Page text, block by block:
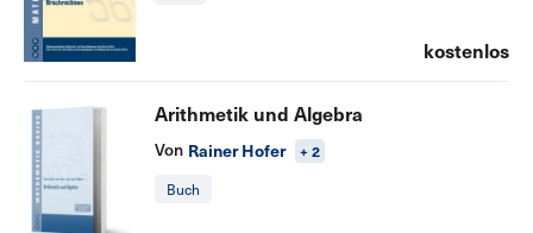
kostenlos
Arithmetik und Algebra
Von Rainer Hofer
+ 2
Buch